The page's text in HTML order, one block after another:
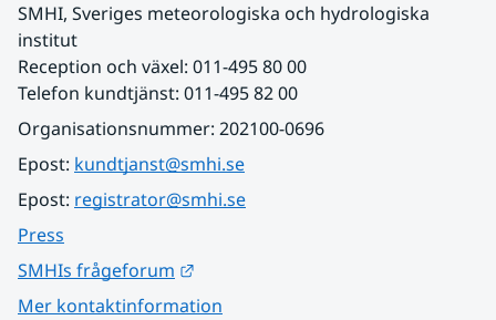
SMHI, Sveriges meteorologiska och hydrologiska
institut
Reception och växel: 011-495 80 00
Telefon kundtjänst: 011-495 82 00
Organisationsnummer: 202100-0696
Epost: kundtjanst@smhi.se
Epost: registrator@smhi.se
Press
SMHIs frågeforum
Mer kontaktinformation